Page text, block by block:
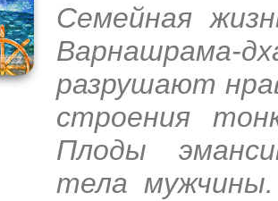
Семейная
Варнашрама-
разрушают
строения
Плоды
тела